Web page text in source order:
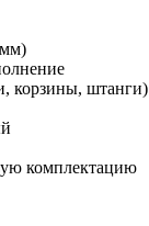
корзины, штанги)
комплектацию